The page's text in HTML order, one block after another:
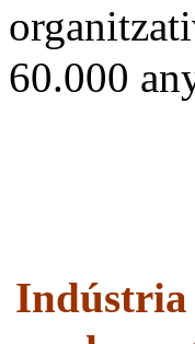
60.000
Indústria